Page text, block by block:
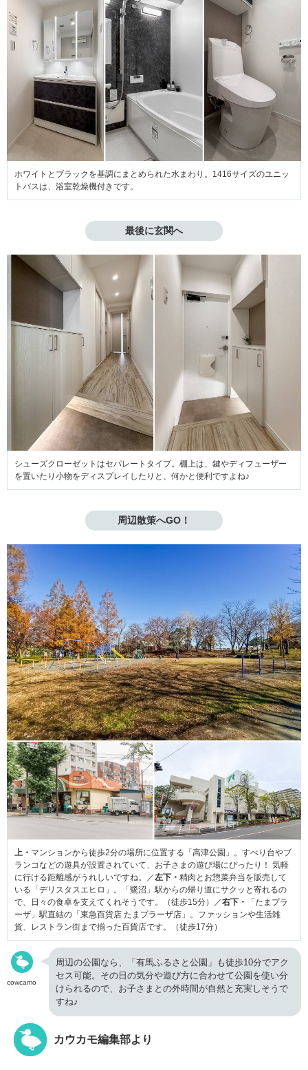
ホワイトとブラックを基調にまとめられた水まわり。1416サイズのユニッ
トバスは、浴室乾燥機付きです。
最後に玄関へ
シューズクローゼットはセパレートタイプ。棚上は、鍵やディフューザー
を置いたり小物をディスプレイしたりと、何かと便利ですよね♪
周辺散策へGO！
上・ マンションから徒歩2分の場所に位置する「高津公園」。すべり台やブ
ランコなどの遊具が設置されていて、お子さまの遊び場にぴったり！ 気軽
に行ける距離感がうれしいですね。／左下・ 精肉とお惣菜弁当を販売して
いる「デリスタスエヒロ」。「鷺沼」駅からの帰り道にサクッと寄れるの
で、日々の食卓を支えてくれそうです。（徒歩15分）／右下・
「たまプラ
ーザ」駅直結の「東急百貨店 たまプラーザ店」。ファッションや生活雑
貨、レストラン街まで揃った百貨店です。（徒歩17分）
cowcamo
周辺の公園なら、「有馬ふるさと公園」も徒歩10分でアク
セス可能。その日の気分や遊び方に合わせて公園を使い分
けられるので、お子さまとの外時間が自然と充実しそうで
すね♪
カウカモ編集部より